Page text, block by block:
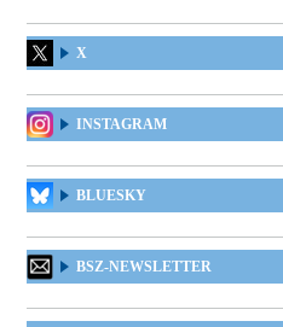
X
INSTAGRAM
BLUESKY
BSZ-NEWSLETTER